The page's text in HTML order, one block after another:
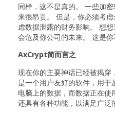
同样，这不是真的。 一些加
来很昂贵。 但是，你必须考
虑数据泄露的财务影响。 想
会危及你公司的未来。 这是你
AxCrypt简而言之
现在你的主要神话已经被揭
是一个用户友好的软件，用于
电脑上的数据，而数据正在
还具有各种功能，以满足广泛